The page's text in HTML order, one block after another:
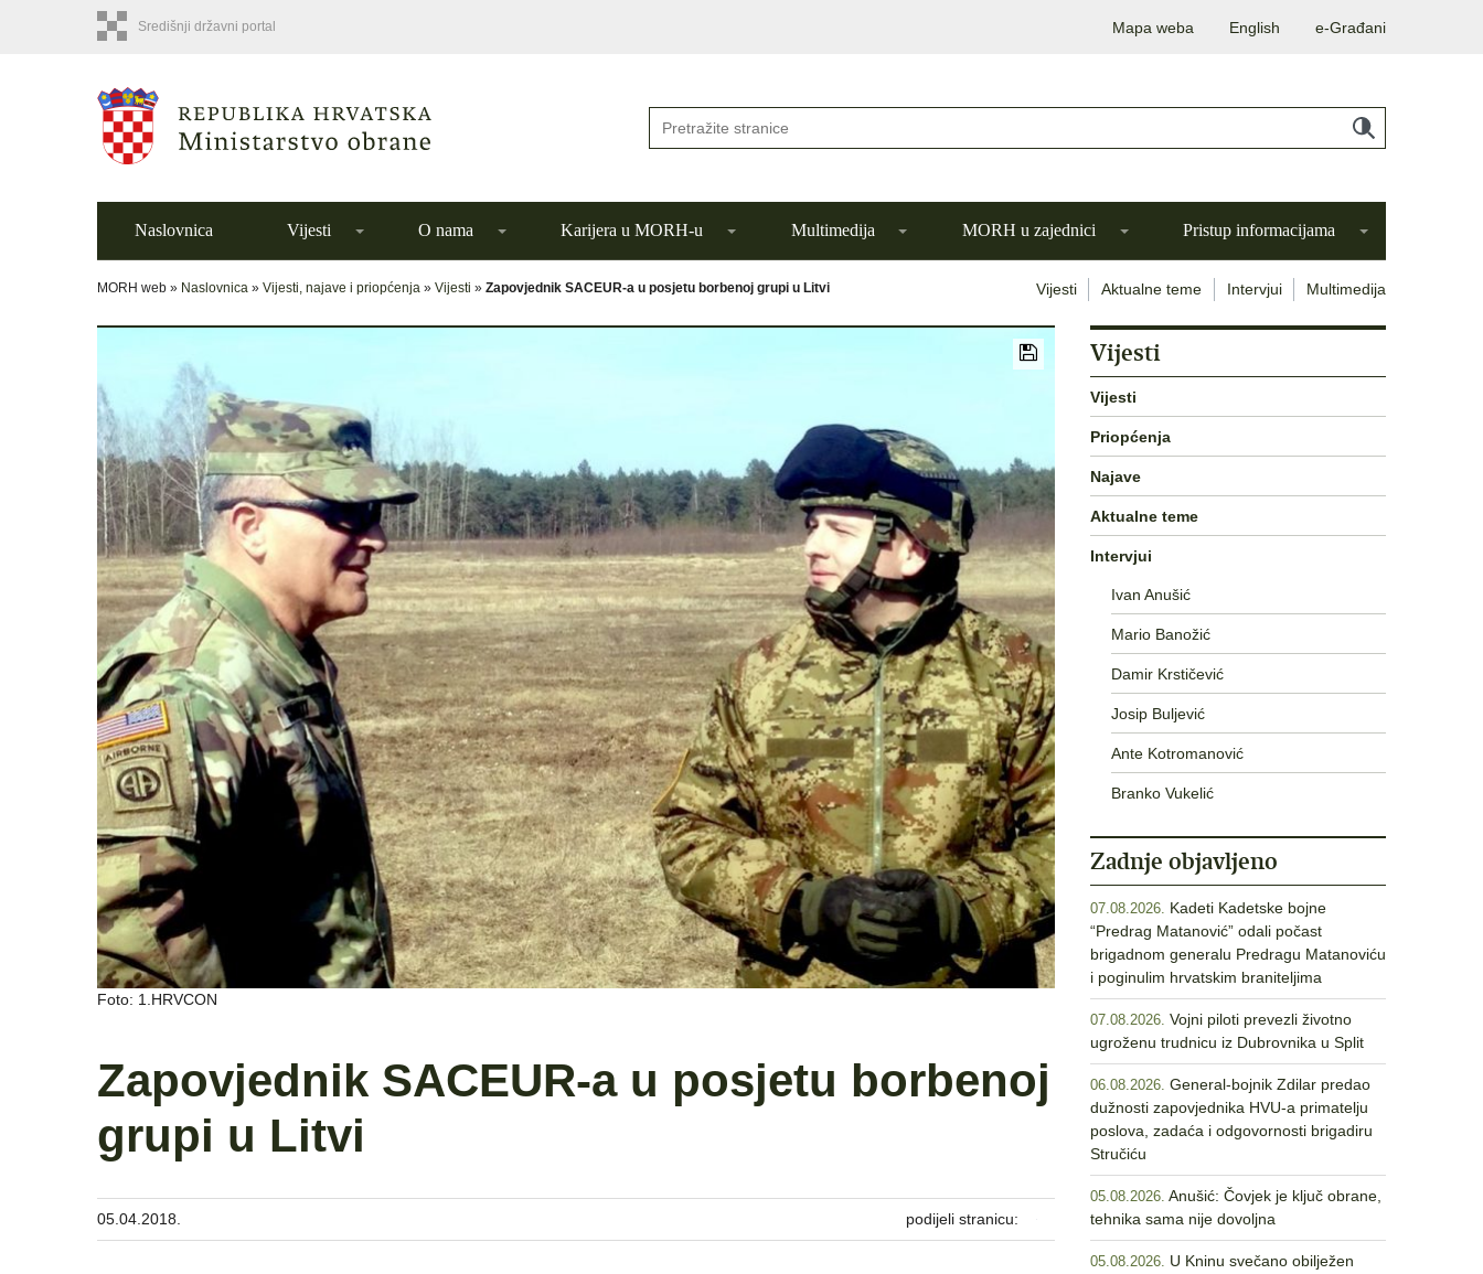
Središnji državni portal Mapa weba English e-Građani
Naslovnica Vijesti O nama Karijera u MORH-u Multimedija MORH u zajednici Pristup informacijama
MORH web » Naslovnica » Vijesti, najave i priopćenja » Vijesti » Zapovjednik SACEUR-a u posjetu borbenoj grupi u Litvi Vijesti Aktualne teme Intervjui Multimedija
Foto: 1.HRVCON
Zapovjednik SACEUR-a u posjetu borbenoj
grupi u Litvi
05.04.2018. podijeli stranicu:
Vijesti
Vijesti
Priopćenja
Najave
Aktualne teme
Intervjui
Ivan Anušić
Mario Banožić
Damir Krstičević
Josip Buljević
Ante Kotromanović
Branko Vukelić
Zadnje objavljeno
07.08.2026. Kadeti Kadetske bojne
“Predrag Matanović” odali počast
brigadnom generalu Predragu Matanoviću
i poginulim hrvatskim braniteljima
07.08.2026. Vojni piloti prevezli životno
ugroženu trudnicu iz Dubrovnika u Split
06.08.2026. General-bojnik Zdilar predao
dužnosti zapovjednika HVU-a primatelju
poslova, zadaća i odgovornosti brigadiru
Stručiću
05.08.2026. Anušić: Čovjek je ključ obrane,
tehnika sama nije dovoljna
05.08.2026. U Kninu svečano obilježen